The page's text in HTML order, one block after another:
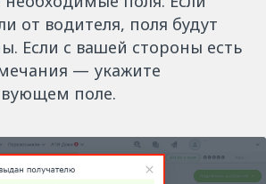
от водителя, поля будут
Если с вашей стороны есть
— укажите
поле.